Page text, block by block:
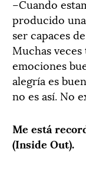
–Cuando
producido
ser capaces
Muchas
emociones
alegría es
no es así. No
Me está
(Inside Out).